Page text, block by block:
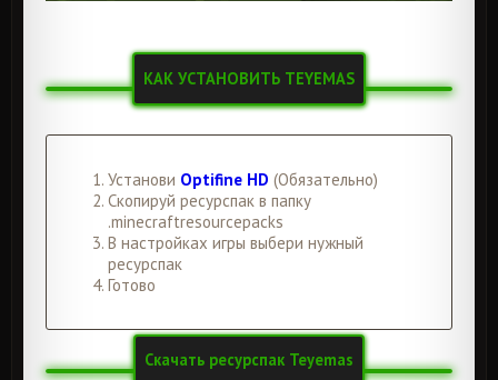
КАК УСТАНОВИТЬ TEYEMAS
Установи Optifine HD (Обязательно)
Скопируй ресурспак в папку
.minecraftresourcepacks
В настройках игры выбери нужный
ресурспак
Готово
Скачать ресурспак Teyemas